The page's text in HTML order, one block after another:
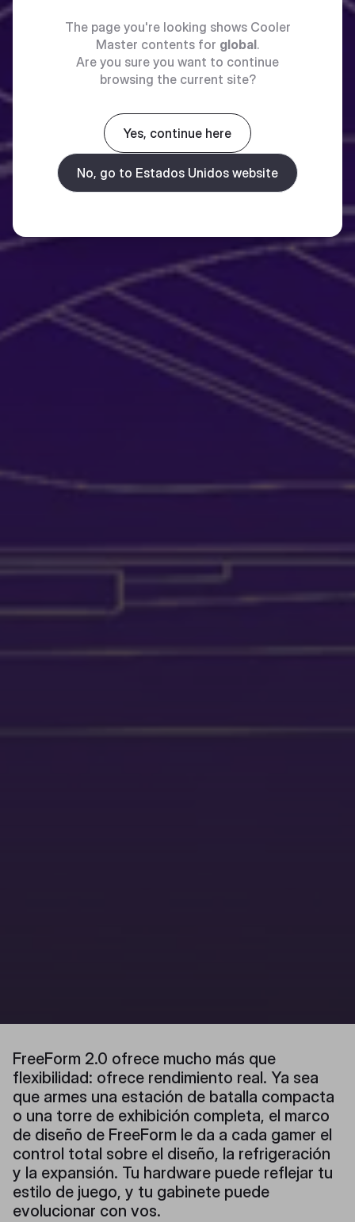
FreeForm 2.0 ofrece mucho más que
flexibilidad: ofrece rendimiento real. Ya sea
que armes una estación de batalla compacta
o una torre de exhibición completa, el marco
de diseño de FreeForm le da a cada gamer el
control total sobre el diseño, la refrigeración
y la expansión. Tu hardware puede reflejar tu
estilo de juego, y tu gabinete puede
evolucionar con vos.
The page you're looking shows Cooler
Master contents for global.
Are you sure you want to continue
browsing the current site?
Yes, continue here
No, go to Estados Unidos website